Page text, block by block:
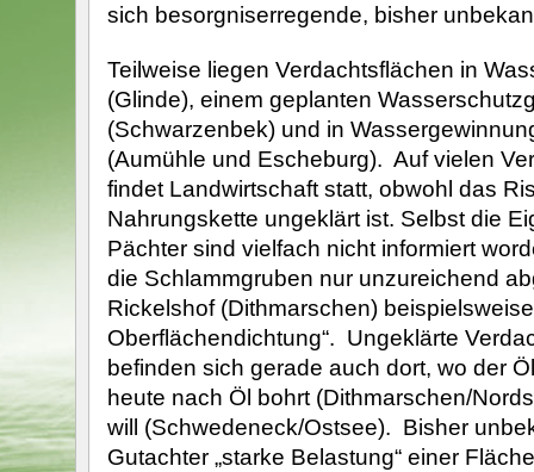
sich besorgniserregende, bisher
Teilweise liegen Verdachtsflächen in
(Glinde), einem geplanten
(Schwarzenbek) und in
(Aumühle und Escheburg). Auf vielen
findet Landwirtschaft statt, obwohl das
Nahrungskette ungeklärt ist. Selbst die
Pächter sind vielfach nicht informiert
die Schlammgruben nur unzureichend
Rickelshof (Dithmarschen)
Oberflächendichtung“. Ungeklärte
befinden sich gerade auch dort, wo der
heute nach Öl bohrt (Dithmarschen/
will (Schwedeneck/Ostsee). Bisher
Gutachter „starke Belastung“ einer